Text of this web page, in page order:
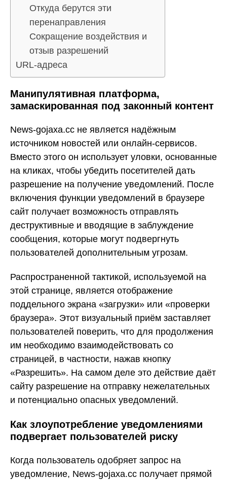
Откуда берутся эти
перенаправления
Сокращение воздействия и
отзыв разрешений
URL-адреса
Манипулятивная платформа,
замаскированная под законный контент
News-gojaxa.cc не является надёжным
источником новостей или онлайн-сервисов.
Вместо этого он использует уловки, основанные
на кликах, чтобы убедить посетителей дать
разрешение на получение уведомлений. После
включения функции уведомлений в браузере
сайт получает возможность отправлять
деструктивные и вводящие в заблуждение
сообщения, которые могут подвергнуть
пользователей дополнительным угрозам.
Распространенной тактикой, используемой на
этой странице, является отображение
поддельного экрана «загрузки» или «проверки
браузера». Этот визуальный приём заставляет
пользователей поверить, что для продолжения
им необходимо взаимодействовать со
страницей, в частности, нажав кнопку
«Разрешить». На самом деле это действие даёт
сайту разрешение на отправку нежелательных
и потенциально опасных уведомлений.
Как злоупотребление уведомлениями
подвергает пользователей риску
Когда пользователь одобряет запрос на
уведомление, News-gojaxa.cc получает прямой